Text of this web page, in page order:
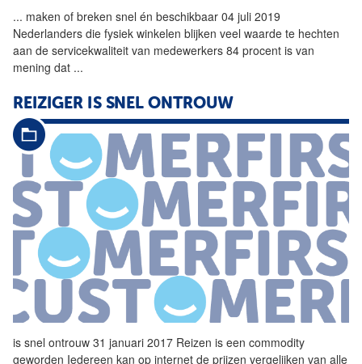
... maken of breken snel én beschikbaar 04 juli 2019
Nederlanders die fysiek winkelen blijken veel waarde te hechten
aan de servicekwaliteit van medewerkers 84 procent is van
mening dat ...
REIZIGER IS SNEL ONTROUW
is snel ontrouw 31 januari 2017 Reizen is een commodity
geworden Iedereen kan op internet de prijzen vergelijken van alle